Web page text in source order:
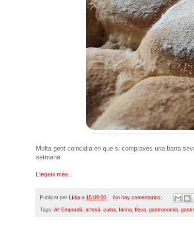
Molta gent coincidia en que si compraves una barra
setmana.
Llegeix més...
Publicat per Lídia a 15:09:00 No hay comentarios:
Tags: Alt Empordà artesà cuina farina fleca gastronomia